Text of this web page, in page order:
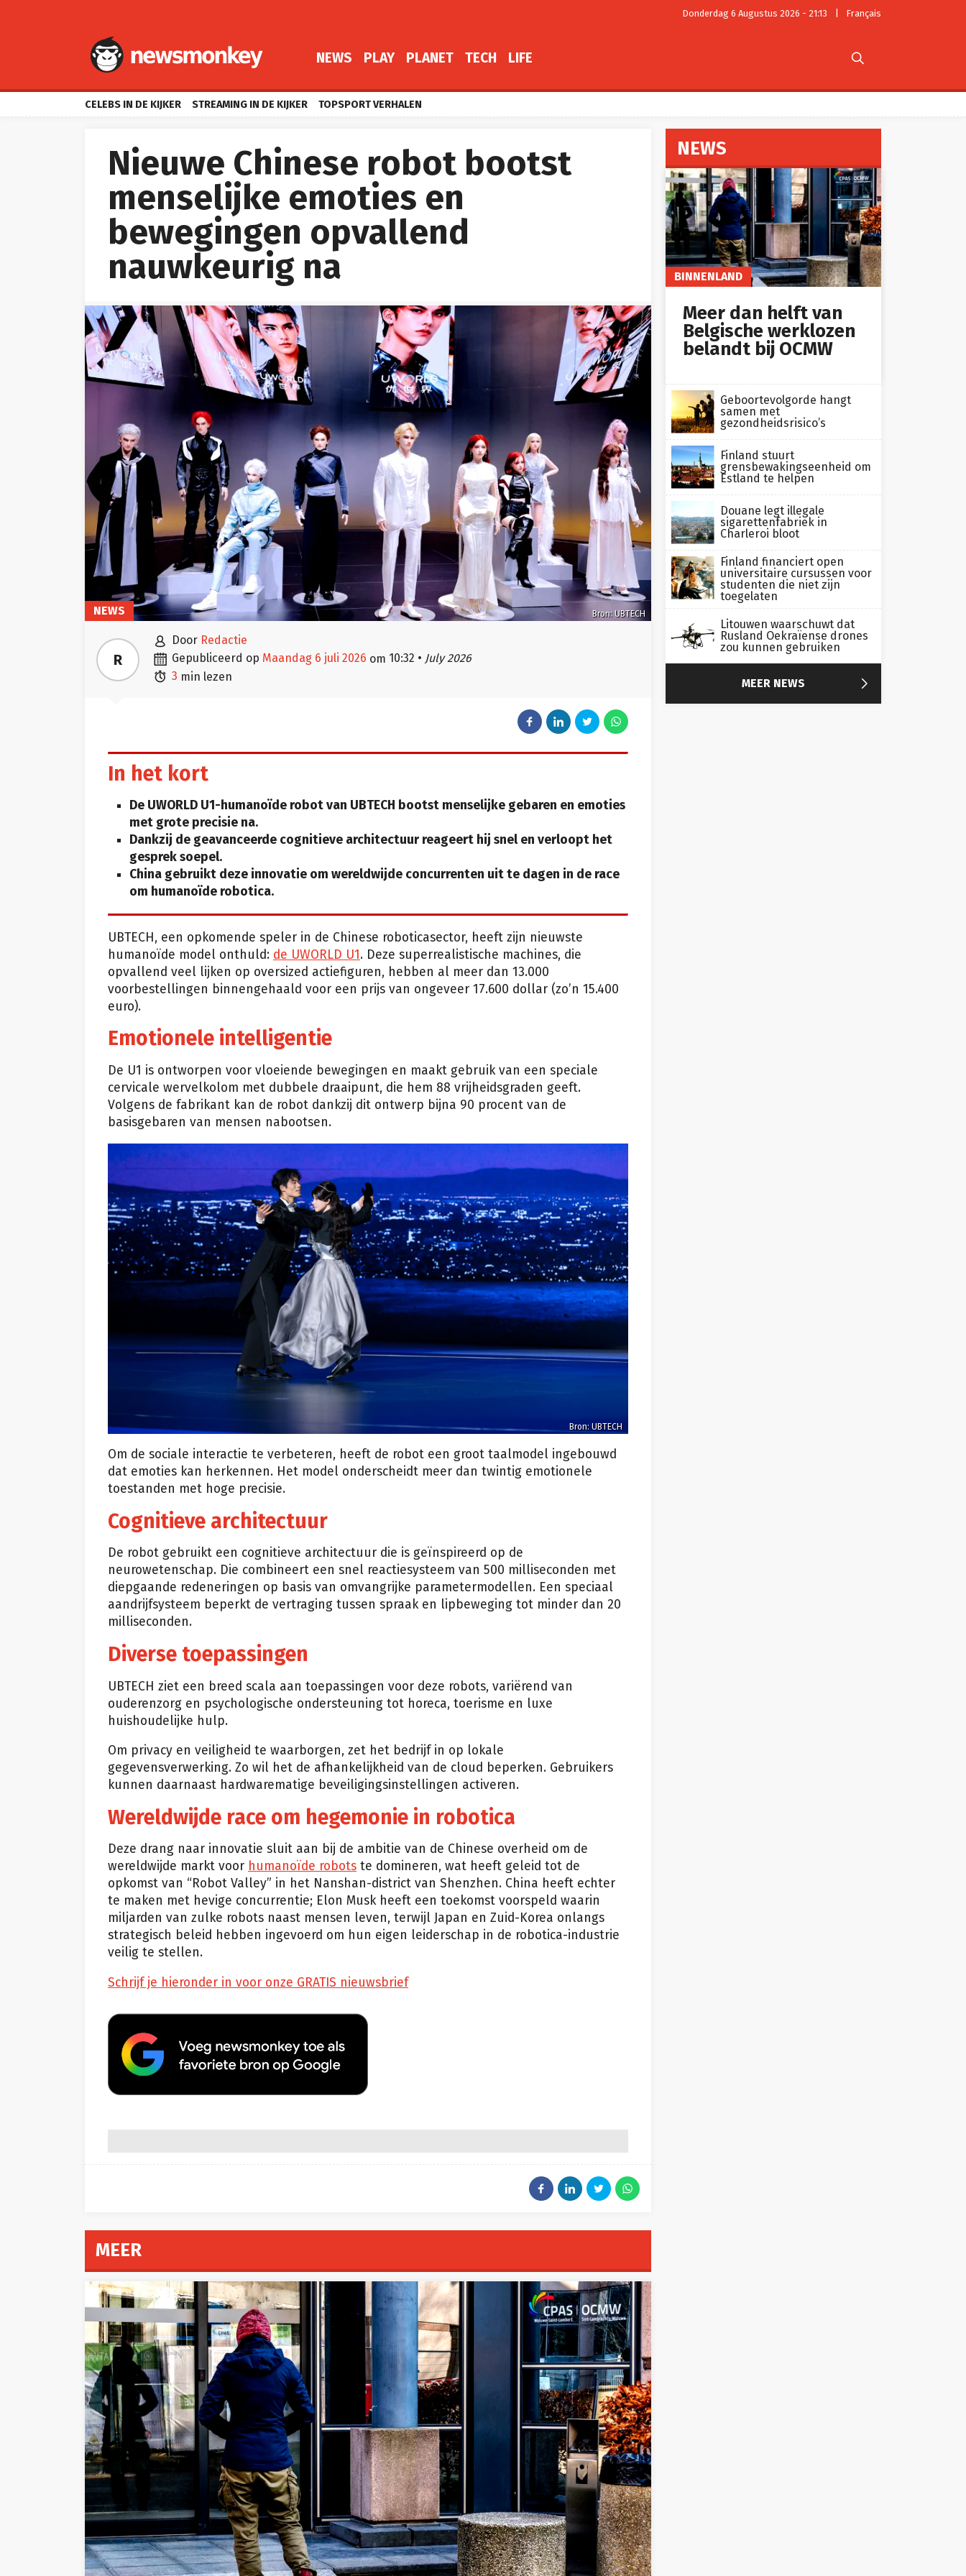
Donderdag 6 Augustus 2026 - 21:13 Français
NEWS PLAY PLANET TECH LIFE 
CELEBS IN DE KIJKER STREAMING IN DE KIJKER TOPSPORT VERHALEN
Nieuwe Chinese robot bootst
menselijke emoties en
bewegingen opvallend
nauwkeurig na
Bron: UBTECH
NEWS
R
 door Redactie
 gepubliceerd op maandag 6 juli 2026 om 10:32 • July 2026
 3 min lezen
In het kort
De UWORLD U1-humanoïde robot van UBTECH bootst menselijke gebaren en emoties
met grote precisie na.
Dankzij de geavanceerde cognitieve architectuur reageert hij snel en verloopt het
gesprek soepel.
China gebruikt deze innovatie om wereldwijde concurrenten uit te dagen in de race
om humanoïde robotica.
UBTECH, een opkomende speler in de Chinese roboticasector, heeft zijn nieuwste
humanoïde model onthuld: de UWORLD U1. Deze superrealistische machines, die
opvallend veel lijken op oversized actiefiguren, hebben al meer dan 13.000
voorbestellingen binnengehaald voor een prijs van ongeveer 17.600 dollar (zo’n 15.400
euro).
Emotionele intelligentie
De U1 is ontworpen voor vloeiende bewegingen en maakt gebruik van een speciale
cervicale wervelkolom met dubbele draaipunt, die hem 88 vrijheidsgraden geeft.
Volgens de fabrikant kan de robot dankzij dit ontwerp bijna 90 procent van de
basisgebaren van mensen nabootsen.
Bron: UBTECH
Om de sociale interactie te verbeteren, heeft de robot een groot taalmodel ingebouwd
dat emoties kan herkennen. Het model onderscheidt meer dan twintig emotionele
toestanden met hoge precisie.
Cognitieve architectuur
De robot gebruikt een cognitieve architectuur die is geïnspireerd op de
neurowetenschap. Die combineert een snel reactiesysteem van 500 milliseconden met
diepgaande redeneringen op basis van omvangrijke parametermodellen. Een speciaal
aandrijfsysteem beperkt de vertraging tussen spraak en lipbeweging tot minder dan 20
milliseconden.
Diverse toepassingen
UBTECH ziet een breed scala aan toepassingen voor deze robots, variërend van
ouderenzorg en psychologische ondersteuning tot horeca, toerisme en luxe
huishoudelijke hulp.
Om privacy en veiligheid te waarborgen, zet het bedrijf in op lokale
gegevensverwerking. Zo wil het de afhankelijkheid van de cloud beperken. Gebruikers
kunnen daarnaast hardwarematige beveiligingsinstellingen activeren.
Wereldwijde race om hegemonie in robotica
Deze drang naar innovatie sluit aan bij de ambitie van de Chinese overheid om de
wereldwijde markt voor humanoïde robots te domineren, wat heeft geleid tot de
opkomst van “Robot Valley” in het Nanshan-district van Shenzhen. China heeft echter
te maken met hevige concurrentie; Elon Musk heeft een toekomst voorspeld waarin
miljarden van zulke robots naast mensen leven, terwijl Japan en Zuid-Korea onlangs
strategisch beleid hebben ingevoerd om hun eigen leiderschap in de robotica-industrie
veilig te stellen.
Schrijf je hieronder in voor onze GRATIS nieuwsbrief
MEER
NEWS
BINNENLAND
Meer dan helft van
Belgische werklozen
belandt bij OCMW
Geboortevolgorde hangt
samen met
gezondheidsrisico’s
Finland stuurt
grensbewakingseenheid om
Estland te helpen
Douane legt illegale
sigarettenfabriek in
Charleroi bloot
Finland financiert open
universitaire cursussen voor
studenten die niet zijn
toegelaten
Litouwen waarschuwt dat
Rusland Oekraïense drones
zou kunnen gebruiken
MEER NEWS 